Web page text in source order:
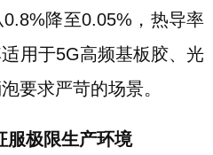
降至0.05%，热导率
用于5G高频基板胶、光
要求严苛的场景。
服极限生产环境